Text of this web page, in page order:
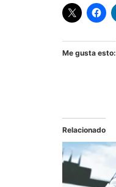
Me gusta esto:
Relacionado